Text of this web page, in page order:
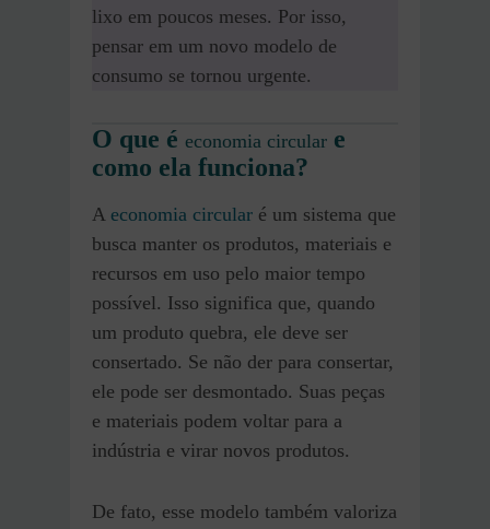
lixo em poucos meses. Por isso,
pensar em um novo modelo de
consumo se tornou urgente.
O que é economia circular e
como ela funciona?
A economia circular é um sistema que
busca manter os produtos, materiais e
recursos em uso pelo maior tempo
possível. Isso significa que, quando
um produto quebra, ele deve ser
consertado. Se não der para consertar,
ele pode ser desmontado. Suas peças
e materiais podem voltar para a
indústria e virar novos produtos.
De fato, esse modelo também valoriza